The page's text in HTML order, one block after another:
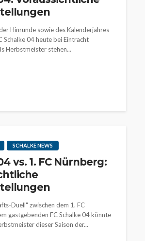
Hinrunde sowie des Kalenderjahres
Schalke 04 heute bei Eintracht
Herbstmeister stehen...
SCHALKE NEWS
vs. 1. FC Nürnberg:
Duell" zwischen dem 1. FC
gastgebenden FC Schalke 04 könnte
dieser Saison der...